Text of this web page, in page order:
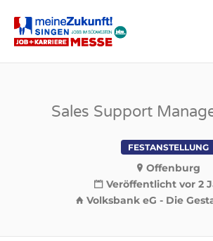
Sales Support
FESTANSTELLUNG
Offenburg
Veröffentlicht vor 2
Volksbank eG - Die